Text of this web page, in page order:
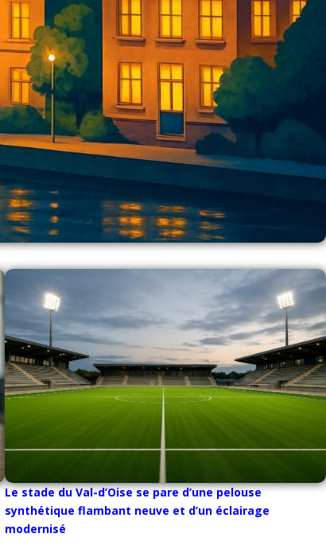
Le stade du Val-d’Oise se pare d’une pelouse
synthétique flambant neuve et d’un éclairage
modernisé